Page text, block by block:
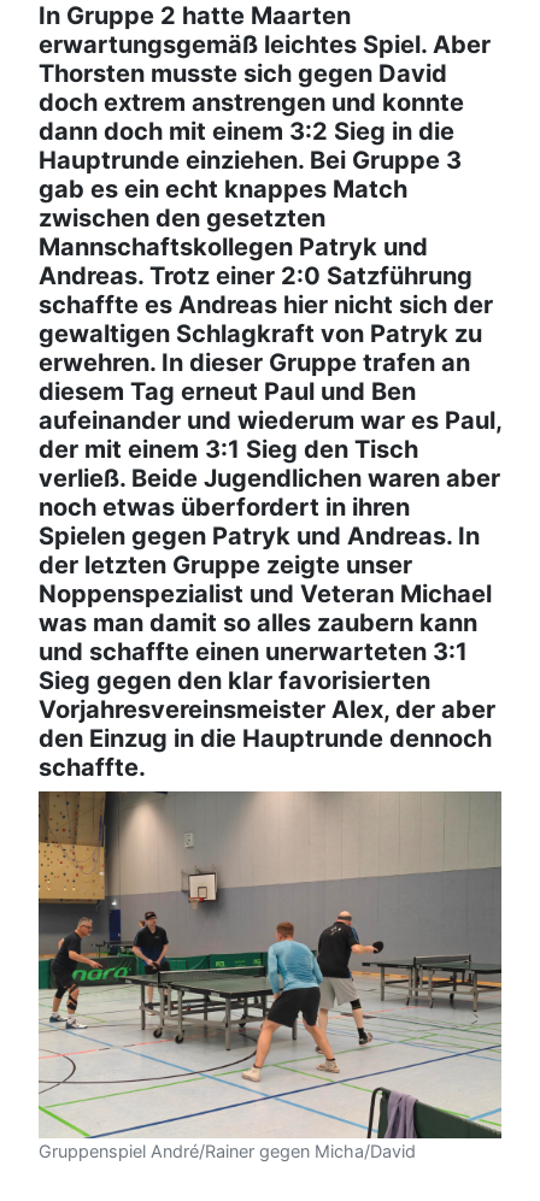
In Gruppe 2 hatte Maarten
erwartungsgemäß leichtes Spiel. Aber
Thorsten musste sich gegen David
doch extrem anstrengen und konnte
dann doch mit einem 3:2 Sieg in die
Hauptrunde einziehen. Bei Gruppe 3
gab es ein echt knappes Match
zwischen den gesetzten
Mannschaftskollegen Patryk und
Andreas. Trotz einer 2:0 Satzführung
schaffte es Andreas hier nicht sich der
gewaltigen Schlagkraft von Patryk zu
erwehren. In dieser Gruppe trafen an
diesem Tag erneut Paul und Ben
aufeinander und wiederum war es Paul,
der mit einem 3:1 Sieg den Tisch
verließ. Beide Jugendlichen waren aber
noch etwas überfordert in ihren
Spielen gegen Patryk und Andreas. In
der letzten Gruppe zeigte unser
Noppenspezialist und Veteran Michael
was man damit so alles zaubern kann
und schaffte einen unerwarteten 3:1
Sieg gegen den klar favorisierten
Vorjahresvereinsmeister Alex, der aber
den Einzug in die Hauptrunde dennoch
schaffte.
Gruppenspiel André/Rainer gegen Micha/David